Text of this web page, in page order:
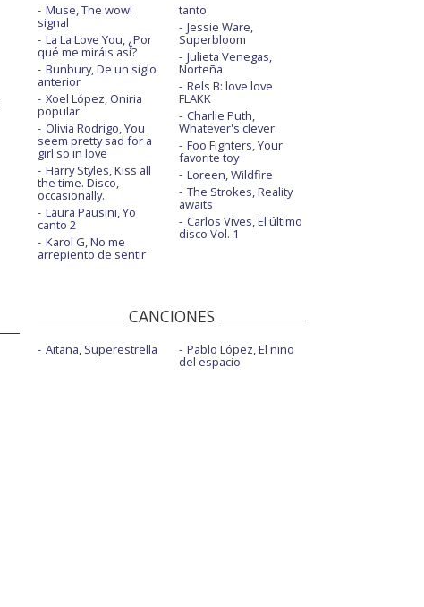
Muse, The wow!
signal
La La Love You, ¿Por
qué me miráis así?
Bunbury, De un siglo
anterior
Xoel López, Oniria
popular
Olivia Rodrigo, You
seem pretty sad for a
girl so in love
Harry Styles, Kiss all
the time. Disco,
occasionally.
Laura Pausini, Yo
canto 2
Karol G, No me
arrepiento de sentir
tanto
Jessie Ware,
Superbloom
Julieta Venegas,
Norteña
Rels B: love love
FLAKK
Charlie Puth,
Whatever's clever
Foo Fighters, Your
favorite toy
Loreen, Wildfire
The Strokes, Reality
awaits
Carlos Vives, El último
disco Vol. 1
CANCIONES
Aitana, Superestrella Pablo López, El niño
del espacio